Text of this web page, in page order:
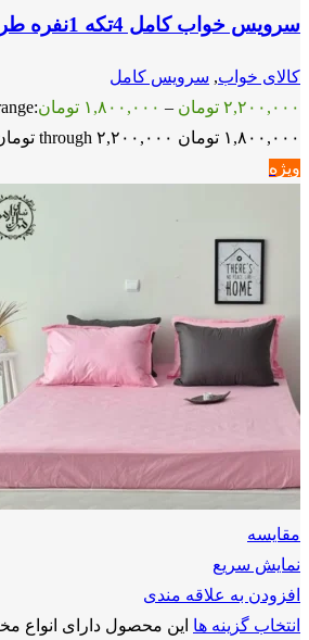
سرویس خواب کامل 4تکه 1نفره طرح هاوایی سرمه ای
کالای خواب, سرویس کامل
۲,۲۰۰,۰۰۰ تومان – ۱,۸۰۰,۰۰۰ تومان
۱,۸۰۰,۰۰۰ تومان through ۲,۲۰۰,۰۰۰ تومان
ویژه
مقايسه
نمایش سریع
افزودن به علاقه مندی
انتخاب گزینه ها این محصول دارای انواع